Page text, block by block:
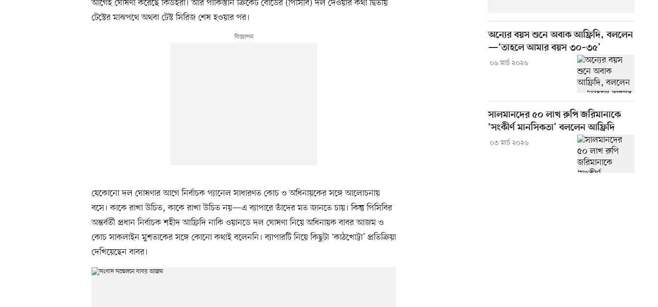
আগেই ঘোষণা করেছে কিউইরা। আর পাকিস্তান ক্রিকেট বোর্ডের (পিসিবি) দল দেওয়ার কথা দ্বিতীয়
টেস্টের মাঝপথে অথবা টেস্ট সিরিজ শেষ হওয়ার পর।
যেকোনো দল ঘোষণার আগে নির্বাচক প্যানেল সাধারণত কোচ ও অধিনায়কের সঙ্গে আলোচনায়
বসে। কাকে রাখা উচিত, কাকে রাখা উচিত নয়—এ ব্যাপারে তাঁদের মত জানতে চায়। কিন্তু পিসিবির
অন্তর্বর্তী প্রধান নির্বাচক শহীদ আফ্রিদি নাকি ওয়ানডে দল ঘোষণা নিয়ে অধিনায়ক বাবর আজম ও
কোচ সাকলাইন মুশতাকের সঙ্গে কোনো কথাই বলেননি। ব্যাপারটি নিয়ে কিছুটা ‘কাঠখোট্টা’ প্রতিক্রিয়া
দেখিয়েছেন বাবর।
অন্যের বয়স শুনে অবাক আফ্রিদি, বললেন
—‘তাহলে আমার বয়স ৩০–৩৫’
০৬ মার্চ ২০২৬
সালমানদের ৫০ লাখ রুপি জরিমানাকে
‘সংকীর্ণ মানসিকতা’ বললেন আফ্রিদি
০৩ মার্চ ২০২৬